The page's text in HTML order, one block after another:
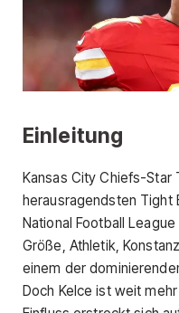
Einleitung
Kansas City Chiefs-Star
herausragendsten Tight
National Football League
Größe, Athletik,
einem der
Doch Kelce ist weit